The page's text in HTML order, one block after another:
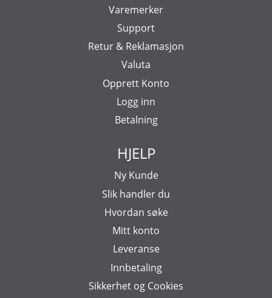
Varemerker
Support
Retur & Reklamasjon
Valuta
Opprett Konto
Logg inn
Betalning
HJELP
Ny Kunde
Slik handler du
Hvordan søke
Mitt konto
Leveranse
Innbetaling
Sikkerhet og Cookies